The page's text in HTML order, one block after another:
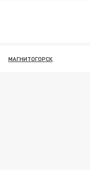
МАГНИТОГОРСК